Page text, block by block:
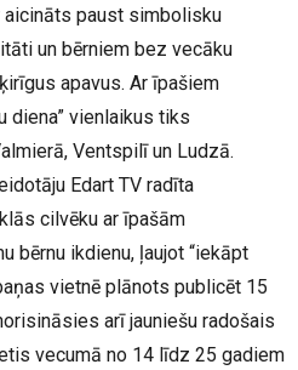
aicināts paust simbolisku
un bērniem bez vecāku
apavus. Ar īpašiem
diena” vienlaikus tiks
Ventspilī un Ludzā.
Edart TV radīta
cilvēku ar īpašām
bērnu ikdienu, ļaujot “iekāpt
vietnē plānots publicēt 15
arī jauniešu radošais
vecumā no 14 līdz 25 gadiem